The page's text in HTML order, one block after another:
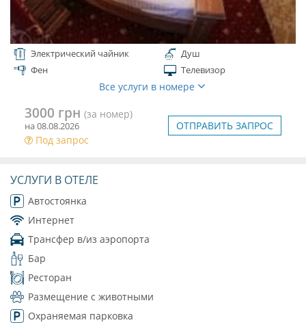
Электрический чайник
Душ
Фен
Телевизор
Все услуги в номере
3000 грн (за номер)
на 08.08.2026
Под запрос
ОТПРАВИТЬ ЗАПРОС
УСЛУГИ В ОТЕЛЕ
Автостоянка
Интернет
Трансфер в/из аэропорта
Бар
Ресторан
Размещение с животными
Охраняемая парковка